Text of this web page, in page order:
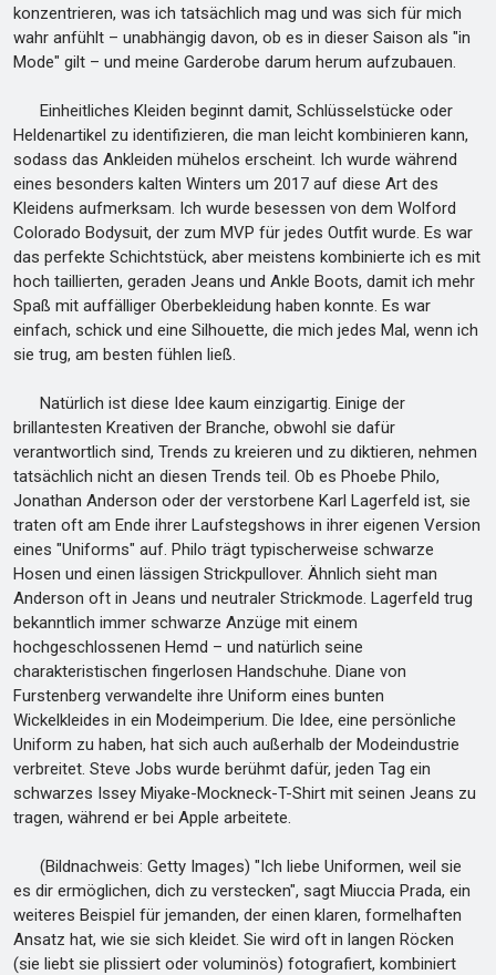
konzentrieren, was ich tatsächlich mag und was sich für mich
wahr anfühlt – unabhängig davon, ob es in dieser Saison als "in
Mode" gilt – und meine Garderobe darum herum aufzubauen.
Einheitliches Kleiden beginnt damit, Schlüsselstücke oder
Heldenartikel zu identifizieren, die man leicht kombinieren kann,
sodass das Ankleiden mühelos erscheint. Ich wurde während
eines besonders kalten Winters um 2017 auf diese Art des
Kleidens aufmerksam. Ich wurde besessen von dem Wolford
Colorado Bodysuit, der zum MVP für jedes Outfit wurde. Es war
das perfekte Schichtstück, aber meistens kombinierte ich es mit
hoch taillierten, geraden Jeans und Ankle Boots, damit ich mehr
Spaß mit auffälliger Oberbekleidung haben konnte. Es war
einfach, schick und eine Silhouette, die mich jedes Mal, wenn ich
sie trug, am besten fühlen ließ.
Natürlich ist diese Idee kaum einzigartig. Einige der
brillantesten Kreativen der Branche, obwohl sie dafür
verantwortlich sind, Trends zu kreieren und zu diktieren, nehmen
tatsächlich nicht an diesen Trends teil. Ob es Phoebe Philo,
Jonathan Anderson oder der verstorbene Karl Lagerfeld ist, sie
traten oft am Ende ihrer Laufstegshows in ihrer eigenen Version
eines "Uniforms" auf. Philo trägt typischerweise schwarze
Hosen und einen lässigen Strickpullover. Ähnlich sieht man
Anderson oft in Jeans und neutraler Strickmode. Lagerfeld trug
bekanntlich immer schwarze Anzüge mit einem
hochgeschlossenen Hemd – und natürlich seine
charakteristischen fingerlosen Handschuhe. Diane von
Furstenberg verwandelte ihre Uniform eines bunten
Wickelkleides in ein Modeimperium. Die Idee, eine persönliche
Uniform zu haben, hat sich auch außerhalb der Modeindustrie
verbreitet. Steve Jobs wurde berühmt dafür, jeden Tag ein
schwarzes Issey Miyake-Mockneck-T-Shirt mit seinen Jeans zu
tragen, während er bei Apple arbeitete.
(Bildnachweis: Getty Images) "Ich liebe Uniformen, weil sie
es dir ermöglichen, dich zu verstecken", sagt Miuccia Prada, ein
weiteres Beispiel für jemanden, der einen klaren, formelhaften
Ansatz hat, wie sie sich kleidet. Sie wird oft in langen Röcken
(sie liebt sie plissiert oder voluminös) fotografiert, kombiniert